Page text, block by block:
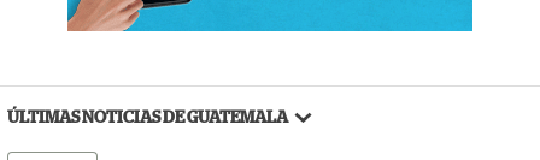
ÚLTIMAS NOTICIAS DE GUATEMALA